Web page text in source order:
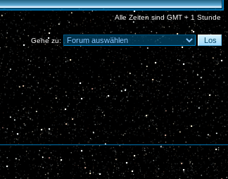
Alle Zeiten sind GMT + 1 Stunde
Gehe zu: